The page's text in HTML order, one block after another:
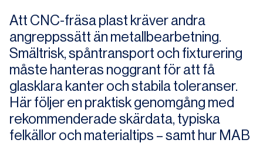
Att CNC-fräsa plast kräver andra
angrepps­sätt än metallbearbetning.
Smältrisk, spåntransport och fixturering
måste hanteras noggrant för att få
glasklara kanter och stabila toleranser.
Här följer en praktisk genomgång med
rekommenderade skärdata, typiska
felkällor och materialtips – samt hur MAB